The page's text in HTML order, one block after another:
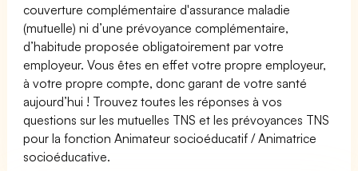
couverture complémentaire d'assurance maladie
(mutuelle) ni d’une prévoyance complémentaire,
d’habitude proposée obligatoirement par votre
employeur. Vous êtes en effet votre propre employeur,
à votre propre compte, donc garant de votre santé
aujourd’hui ! Trouvez toutes les réponses à vos
questions sur les mutuelles TNS et les prévoyances TNS
pour la fonction Animateur socioéducatif / Animatrice
socioéducative.